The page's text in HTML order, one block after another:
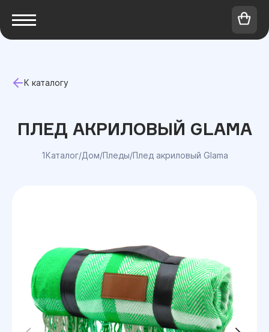
К каталогу
ПЛЕД АКРИЛОВЫЙ GLAMA
1Каталог/Дом/Пледы/Плед акриловый Glama